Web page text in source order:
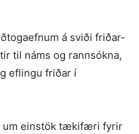
á sviði friðar-
til náms og rannsókna,
eflingu friðar í
um einstök tækifæri fyrir